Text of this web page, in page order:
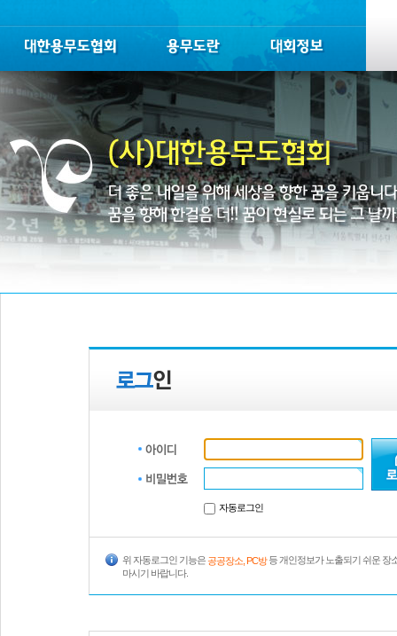
자동로그인
위 자동로그인 기능은공공장소, PC방등 개인정보가 노출되기 쉬운 장
마시기 바랍니다.